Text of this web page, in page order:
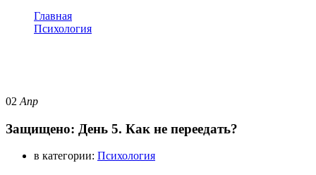
Главная
Психология
02 Апр
Защищено: День 5. Как не переедать?
в категории: Психология